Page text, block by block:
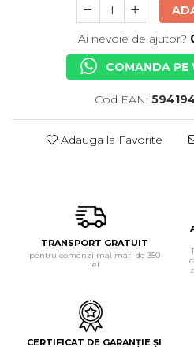
Ai nevoie de ajutor?
COMANDA PE
Cod EAN:
Adauga la Favorite
TRANSPORT GRATUIT
pentru comenzi mai mari de 350
lei
CERTIFICAT DE GARANȚIE ȘI